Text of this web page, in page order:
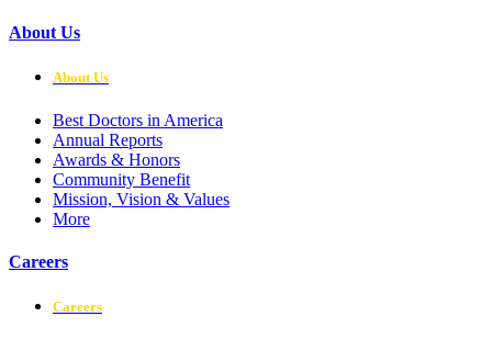
About Us
About Us
Best Doctors in America
Annual Reports
Awards & Honors
Community Benefit
Mission, Vision & Values
More
Careers
Careers